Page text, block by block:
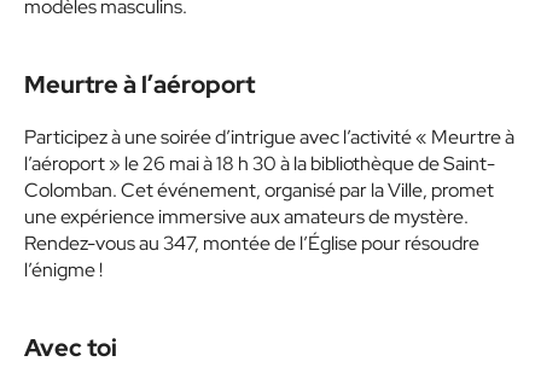
modèles masculins.
Meurtre à l’aéroport
Participez à une soirée d’intrigue avec l’activité « Meurtre à
l’aéroport » le 26 mai à 18 h 30 à la bibliothèque de Saint-
Colomban. Cet événement, organisé par la Ville, promet
une expérience immersive aux amateurs de mystère.
Rendez-vous au 347, montée de l’Église pour résoudre
l’énigme !
Avec toi